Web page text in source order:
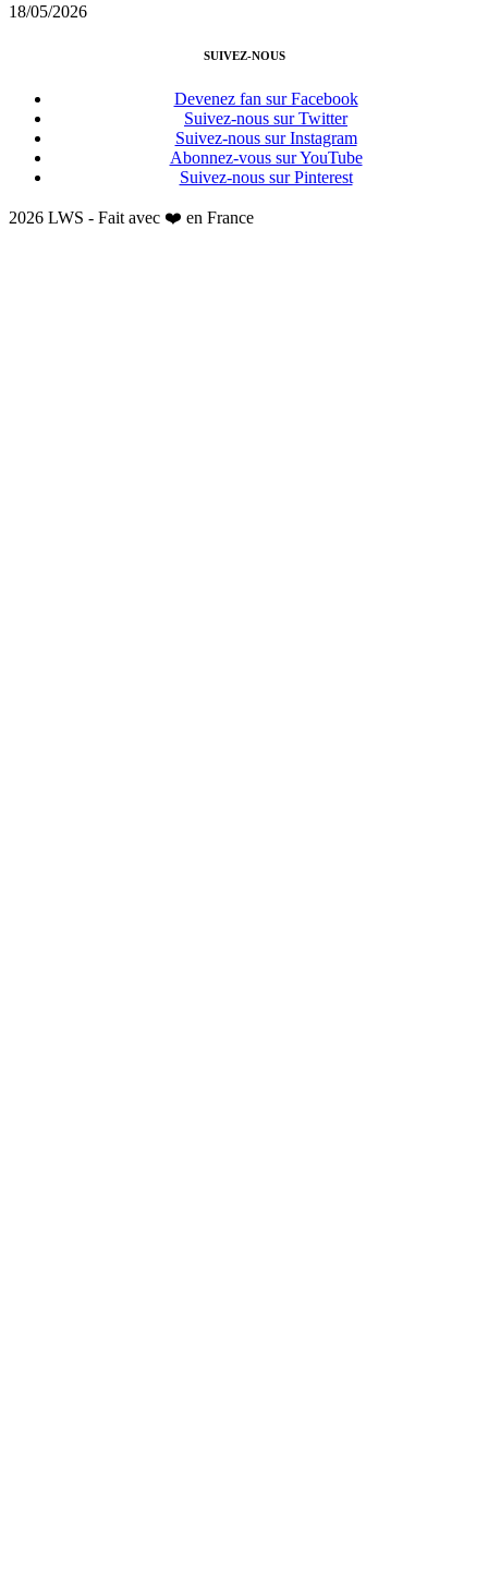
18/05/2026
SUIVEZ-NOUS
Devenez fan sur Facebook
Suivez-nous sur Twitter
Suivez-nous sur Instagram
Abonnez-vous sur YouTube
Suivez-nous sur Pinterest
2026 LWS - Fait avec ❤️ en France